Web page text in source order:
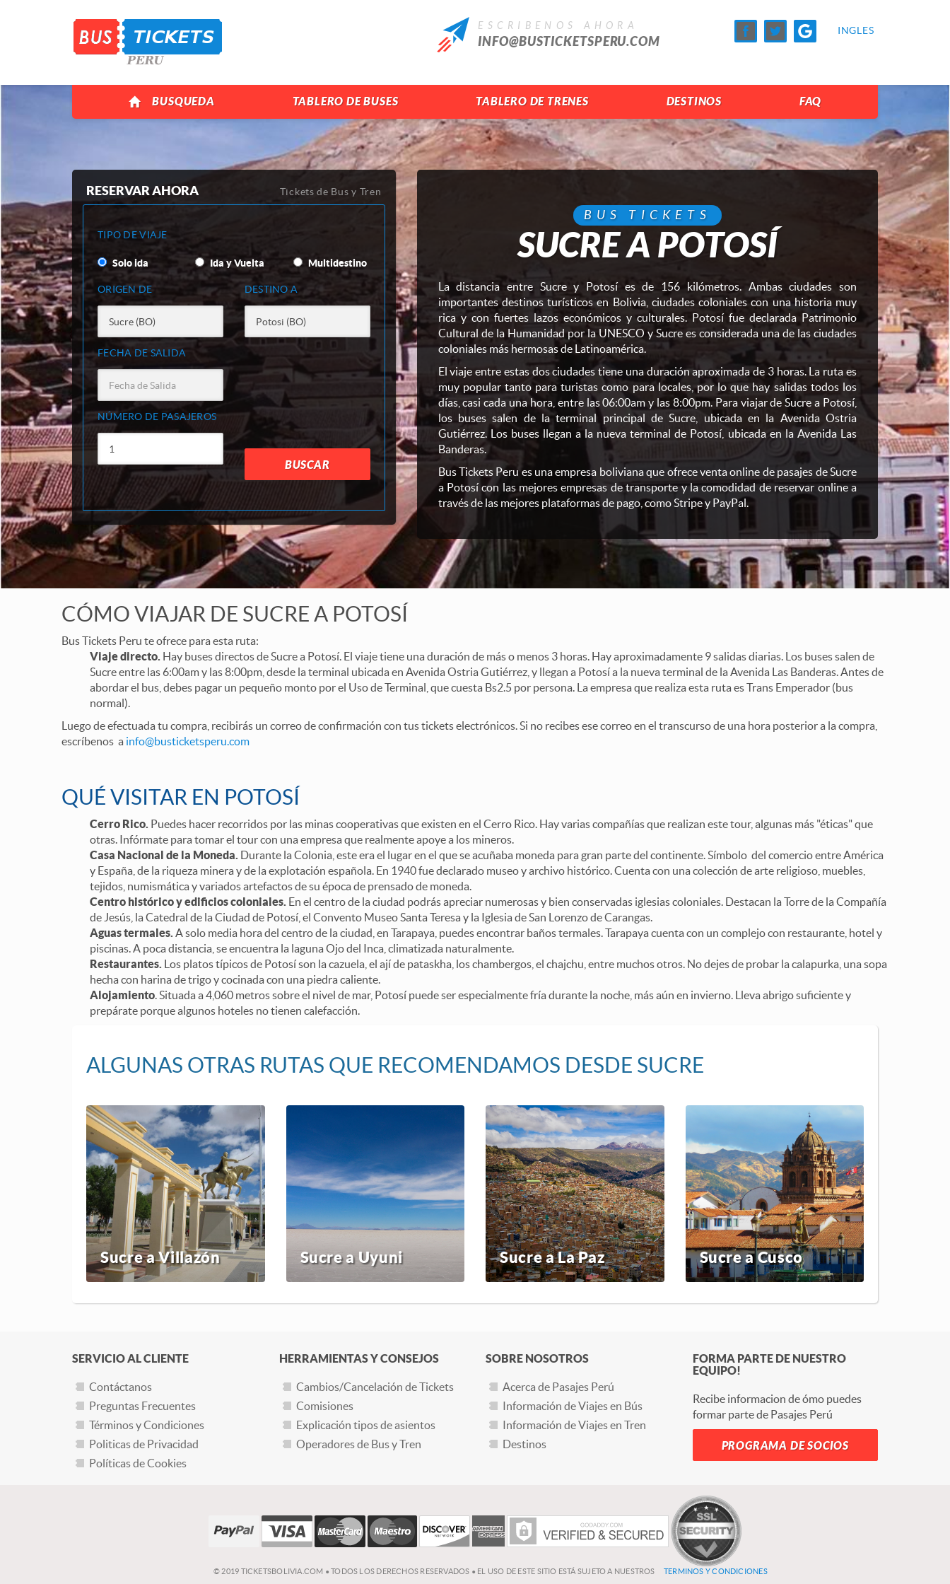
ESCRIBENOS AHORA
INFO@BUSTICKETSPERU.COM
INGLES
BUSQUEDA TABLERO DE BUSES TABLERO DE TRENES DESTINOS FAQ
RESERVAR AHORA Tickets de Bus y Tren
TIPO DE VIAJE
Solo ida Ida y Vuelta Multidestino
ORIGEN DE DESTINO A
FECHA DE SALIDA
NÚMERO DE PASAJEROS
BUSCAR
BUS TICKETS
SUCRE A POTOSÍ
La distancia entre Sucre y Potosí es de 156 kilómetros. Ambas ciudades son
importantes destinos turísticos en Bolivia, ciudades coloniales con una historia muy
rica y con fuertes lazos económicos y culturales. Potosí fue declarada Patrimonio
Cultural de la Humanidad por la UNESCO y Sucre es considerada una de las ciudades
coloniales más hermosas de Latinoamérica.
El viaje entre estas dos ciudades tiene una duración aproximada de 3 horas. La ruta es
muy popular tanto para turistas como para locales, por lo que hay salidas todos los
días, casi cada una hora, entre las 06:00am y las 8:00pm. Para viajar de Sucre a Potosí,
los buses salen de la terminal principal de Sucre, ubicada en la Avenida Ostria
Gutiérrez. Los buses llegan a la nueva terminal de Potosí, ubicada en la Avenida Las
Banderas.
Bus Tickets Peru es una empresa boliviana que ofrece venta online de pasajes de Sucre
a Potosí con las mejores empresas de transporte y la comodidad de reservar online a
través de las mejores plataformas de pago, como Stripe y PayPal.
CÓMO VIAJAR DE SUCRE A POTOSÍ
Bus Tickets Peru te ofrece para esta ruta:
Viaje directo. Hay buses directos de Sucre a Potosí. El viaje tiene una duración de más o menos 3 horas. Hay aproximadamente 9 salidas diarias. Los buses salen de
Sucre entre las 6:00am y las 8:00pm, desde la terminal ubicada en Avenida Ostria Gutiérrez, y llegan a Potosí a la nueva terminal de la Avenida Las Banderas. Antes de
abordar el bus, debes pagar un pequeño monto por el Uso de Terminal, que cuesta Bs2.5 por persona. La empresa que realiza esta ruta es Trans Emperador (bus
normal).
Luego de efectuada tu compra, recibirás un correo de confirmación con tus tickets electrónicos. Si no recibes ese correo en el transcurso de una hora posterior a la compra,
escríbenos a info@busticketsperu.com
QUÉ VISITAR EN POTOSÍ
Cerro Rico. Puedes hacer recorridos por las minas cooperativas que existen en el Cerro Rico. Hay varias compañías que realizan este tour, algunas más "éticas" que
otras. Infórmate para tomar el tour con una empresa que realmente apoye a los mineros.
Casa Nacional de la Moneda. Durante la Colonia, este era el lugar en el que se acuñaba moneda para gran parte del continente. Símbolo del comercio entre América
y España, de la riqueza minera y de la explotación española. En 1940 fue declarado museo y archivo histórico. Cuenta con una colección de arte religioso, muebles,
tejidos, numismática y variados artefactos de su época de prensado de moneda.
Centro histórico y edificios coloniales. En el centro de la ciudad podrás apreciar numerosas y bien conservadas iglesias coloniales. Destacan la Torre de la Compañía
de Jesús, la Catedral de la Ciudad de Potosí, el Convento Museo Santa Teresa y la Iglesia de San Lorenzo de Carangas.
Aguas termales. A solo media hora del centro de la ciudad, en Tarapaya, puedes encontrar baños termales. Tarapaya cuenta con un complejo con restaurante, hotel y
piscinas. A poca distancia, se encuentra la laguna Ojo del Inca, climatizada naturalmente.
Restaurantes. Los platos típicos de Potosí son la cazuela, el ají de pataskha, los chambergos, el chajchu, entre muchos otros. No dejes de probar la calapurka, una sopa
hecha con harina de trigo y cocinada con una piedra caliente.
Alojamiento. Situada a 4,060 metros sobre el nivel de mar, Potosí puede ser especialmente fría durante la noche, más aún en invierno. Lleva abrigo suficiente y
prepárate porque algunos hoteles no tienen calefacción.
ALGUNAS OTRAS RUTAS QUE RECOMENDAMOS DESDE SUCRE
Sucre a Villazón Sucre a Uyuni Sucre a La Paz Sucre a Cusco
SERVICIO AL CLIENTE
Contáctanos
Preguntas Frecuentes
Términos y Condiciones
Politicas de Privacidad
Políticas de Cookies
HERRAMIENTAS Y CONSEJOS
Cambios/Cancelación de Tickets
Comisiones
Explicación tipos de asientos
Operadores de Bus y Tren
SOBRE NOSOTROS
Acerca de Pasajes Perú
Información de Viajes en Bús
Información de Viajes en Tren
Destinos
FORMA PARTE DE NUESTRO
EQUIPO!
Recibe informacion de ómo puedes
formar parte de Pasajes Perú
PROGRAMA DE SOCIOS
© 2019 TICKETSBOLIVIA.COM • TODOS LOS DERECHOS RESERVADOS • EL USO DE ESTE SITIO ESTÁ SUJETO A NUESTROS TERMINOS Y CONDICIONES